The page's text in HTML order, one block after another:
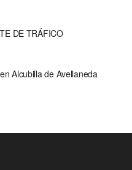
DE TRÁFICO
Alcubilla de Avellaneda